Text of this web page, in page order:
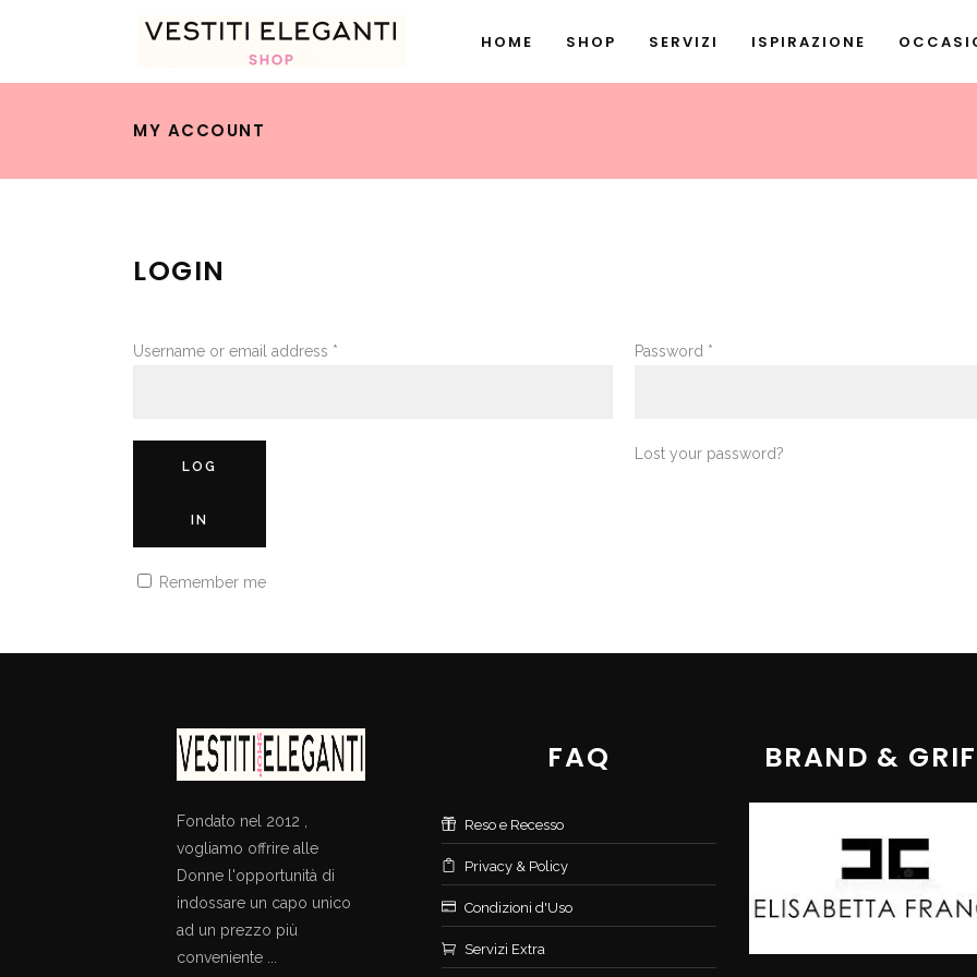
HOME SHOP SERVIZI ISPIRAZIONE
MY ACCOUNT
LOGIN
Username or email address * Password *
Remember me
LOG
IN
Lost your password?
Fondato nel 2012 ,
vogliamo offrire alle
Donne l'opportunità di
indossare un capo unico
ad un prezzo più
conveniente ...
FAQ
Reso e Recesso
Privacy & Policy
Condizioni d'Uso
Servizi Extra
BRAND &